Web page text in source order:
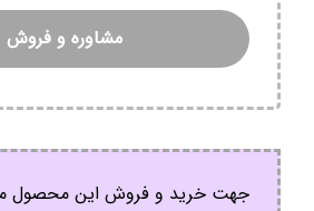
مشاوره و فروش
جهت خرید و فروش این محصول می